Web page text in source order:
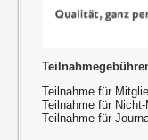
Teilnahme für
Teilnahme für
Teilnahme für